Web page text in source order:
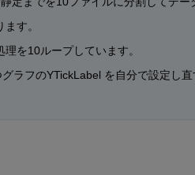
す。
を10ループしています。
ラフのYTickLabel を自分で設定し